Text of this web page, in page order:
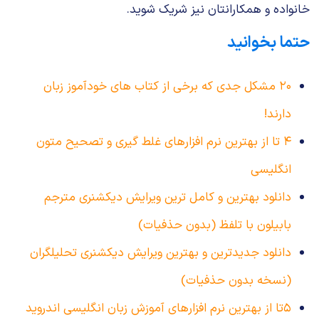
خانواده و همکارانتان نیز شریک شوید.
حتما بخوانید
۲۰ مشکل جدی که برخی از کتاب های خودآموز زبان
دارند!
۴ تا از بهترین نرم افزارهای غلط گیری و تصحیح متون
انگلیسی
دانلود بهترین و کامل ترین ویرایش دیکشنری مترجم
بابیلون با تلفظ (بدون حذفیات)
دانلود جدیدترین و بهترین ویرایش دیکشنری تحلیلگران
(نسخه بدون حذفیات)
۵تا از بهترین نرم افزارهای آموزش زبان انگلیسی اندروید